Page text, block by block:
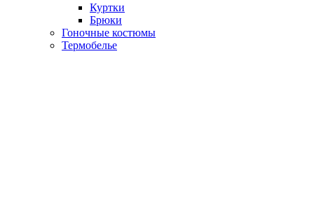
Куртки
Брюки
Гоночные костюмы
Термобелье